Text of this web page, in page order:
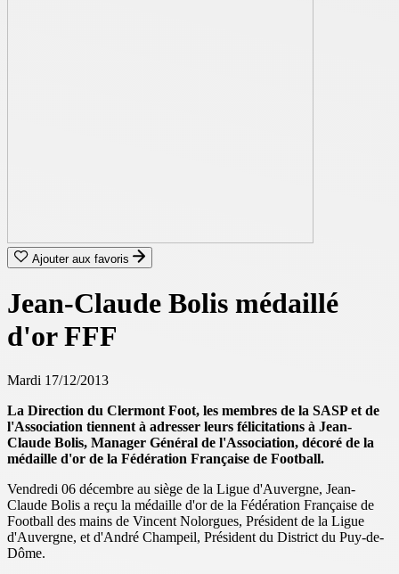
Ajouter aux favoris
Jean-Claude Bolis médaillé
d'or FFF
Mardi 17/12/2013
La Direction du Clermont Foot, les membres de la SASP et de
l'Association tiennent à adresser leurs félicitations à Jean-
Claude Bolis, Manager Général de l'Association, décoré de la
médaille d'or de la Fédération Française de Football.
Vendredi 06 décembre au siège de la Ligue d'Auvergne, Jean-
Claude Bolis a reçu la médaille d'or de la Fédération Française de
Football des mains de Vincent Nolorgues, Président de la Ligue
d'Auvergne, et d'André Champeil, Président du District du Puy-de-
Dôme.